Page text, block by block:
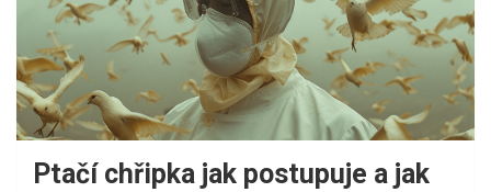
Ptačí chřipka jak postupuje a jak